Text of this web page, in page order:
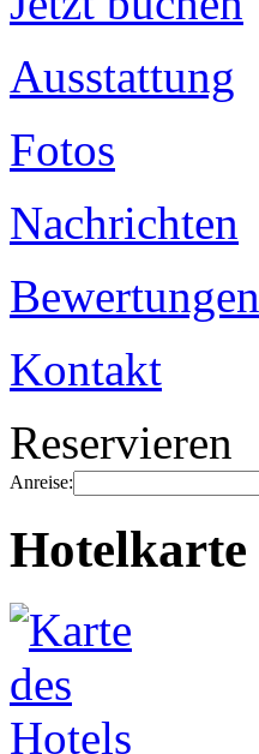
Ausstattung
Fotos
Nachrichten
Bewertungen
Kontakt
Reservieren
Anreise:
Hotelkarte